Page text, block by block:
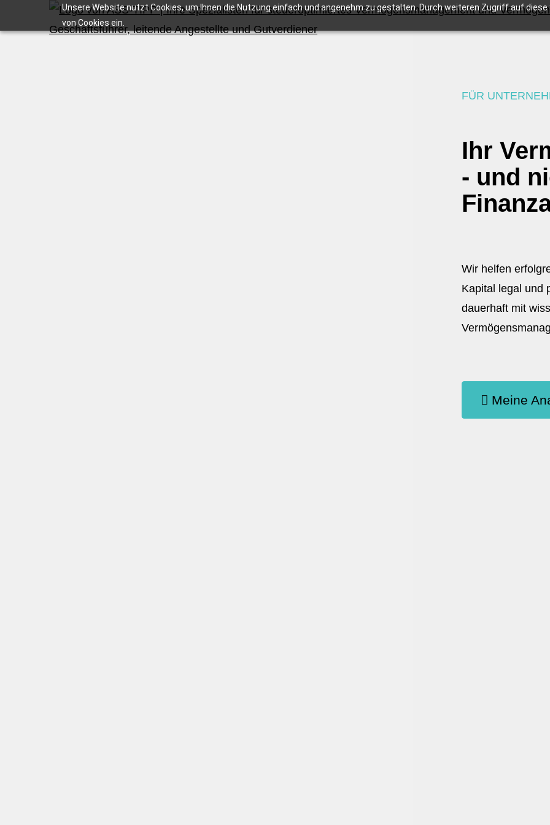
Unsere Website nutzt Cookies, um Ihnen die Nutzung einfach und angenehm zu gestalten. Durch weiteren Zugriff auf diese
von Cookies ein.
FÜR
Ihr
- und
Wir helfen
Kapital legal und
dauerhaft mit
Meine